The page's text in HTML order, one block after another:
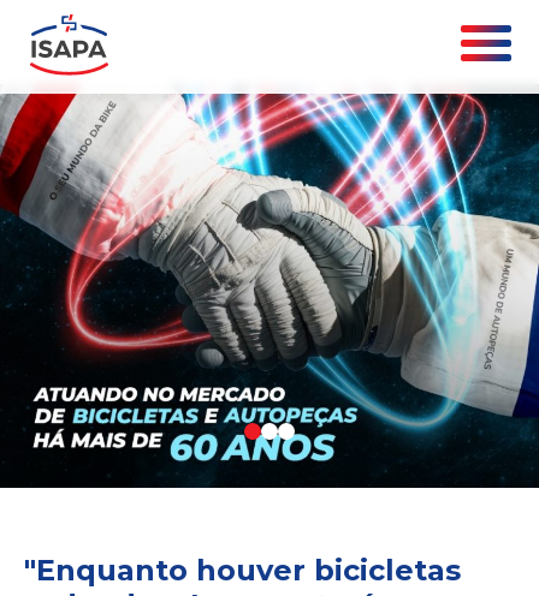
"Enquanto houver bicicletas